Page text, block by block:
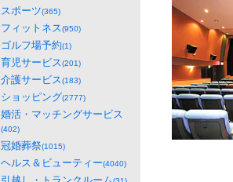
スポーツ(365)
フィットネス(950)
ゴルフ場予約(1)
育児サービス(201)
介護サービス(183)
ショッピング(2777)
婚活・マッチングサービス
(402)
冠婚葬祭(1015)
ヘルス＆ビューティー(4040)